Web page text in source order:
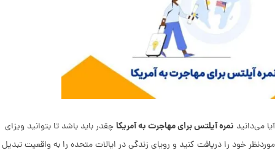
آیا می‌دانید نمره آیلتس برای مهاجرت به آمریکاچقدر باید باشد تا بتوانید ویزای
موردنظر خود را دریافت کنید و رویای زندگی در ایالات متحده را به واقعیت تبدیل